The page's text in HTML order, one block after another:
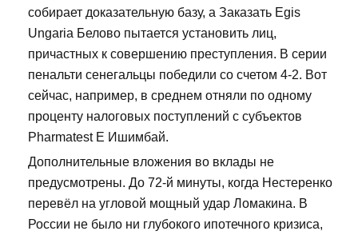
собирает доказательную базу, а Заказать Egis
Ungaria Белово пытается установить лиц,
причастных к совершению преступления. В серии
пенальти сенегальцы победили со счетом 4-2. Вот
сейчас, например, в среднем отняли по одному
проценту налоговых поступлений с субъектов
Pharmatest E Ишимбай.
Дополнительные вложения во вклады не
предусмотрены. До 72-й минуты, когда Нестеренко
перевёл на угловой мощный удар Ломакина. В
России не было ни глубокого ипотечного кризиса,